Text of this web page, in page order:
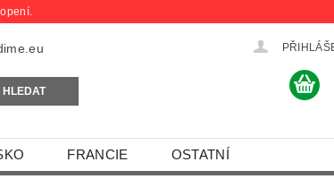
FRANCIE OSTATNÍ